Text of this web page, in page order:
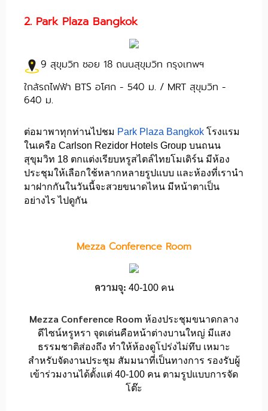
2. Park Plaza Bangkok
9 สุขุมวิท ซอย 18 ถนนสุขุมวิท กรุงเทพฯ
ใกล้รถไฟฟ้า BTS อโศก - 540 ม. / MRT สุขุมวิท -
640 ม.
ต่อมาพาทุกท่านไปชม Park Plaza Bangkok โรงแรม
ในเครือ Carlson Rezidor Hotels Group บนถนน
สุขุมวิท 18 ตกแต่งเรียบหรูสไตล์ไทยโมเดิร์น มีห้อง
ประชุมให้เลือกใช้หลากหลายรูปแบบ และห้องที่เรานำ
มาฝากกันในวันนี้จะสวยขนาดไหน มีหน้าตาเป็น
อย่างไร ไปดูกัน
Mezza Conference Room
ความจุ: 40-100 คน
Mezza Conference Room ห้องประชุมขนาดกลาง
ดีไซน์หรูหรา จุดเด่นคือหน้าต่างบานใหญ่ มีแสง
ธรรมชาติส่องถึง ทำให้ห้องดูโปร่งไม่ทึบ เหมาะ
สำหรับจัดงานประชุม สัมมนาที่เป็นทางการ รองรับผู้
เข้าร่วมงานได้ตั้งแต่ 40-100 คน ตามรูปแบบการจัด
โต๊ะ